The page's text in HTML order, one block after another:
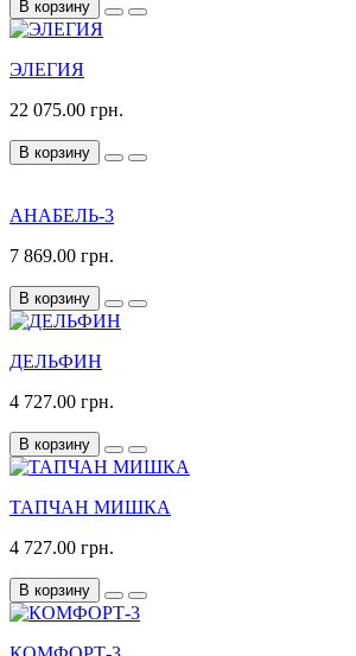
В корзину
ЭЛЕГИЯ
22 075.00 грн.
В корзину
АНАБЕЛЬ-3
7 869.00 грн.
В корзину
ДЕЛЬФИН
4 727.00 грн.
В корзину
ТАПЧАН МИШКА
4 727.00 грн.
В корзину